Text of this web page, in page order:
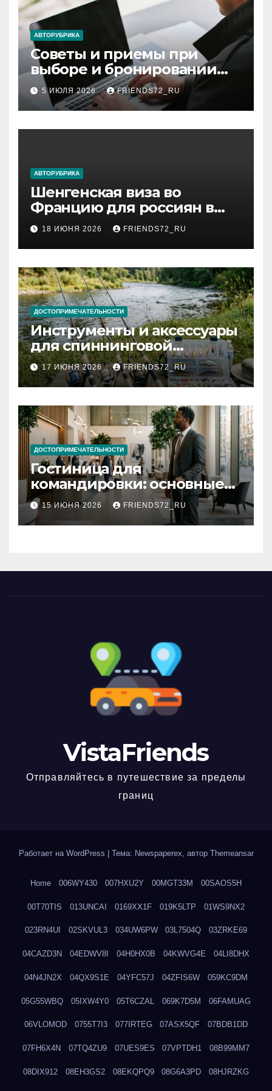
АВТОРУБРИКА
Советы и приемы при
выборе и бронировании
авиабилетов
5 ИЮЛЯ 2026 FRIENDS72_RU
АВТОРУБРИКА
Шенгенская виза во
Францию для россиян в
2026 году: сроки от 3 дней
и список необходимых
документов
18 ИЮНЯ 2026 FRIENDS72_RU
ДОСТОПРИМЕЧАТЕЛЬНОСТИ
Инструменты и аксессуары
для спиннинговой
рыбалки: назначение и
типы
17 ИЮНЯ 2026 FRIENDS72_RU
ДОСТОПРИМЕЧАТЕЛЬНОСТИ
Гостиница для
командировки: основные
критерии выбора
15 ИЮНЯ 2026 FRIENDS72_RU
VistaFriends
Отправляйтесь в путешествие за пределы
границ
Работает на WordPress Тема: Newspaperex, автор Themeansar
Home 006WY430 007HXU2Y 00MGT33M 00SAOS5H
00T70TIS 013UNCAI 0169XX1F 019K5LTP 01WS9NX2
023RN4UI 02SKVUL3 034UW6PW 03L7504Q 03ZRKE69
04CAZD3N 04EDWV8I 04H0HX0B 04KWVG4E 04LI8DHX
04N4JN2X 04QX9S1E 04YFC57J 04ZFIS6W 059KC9DM
05G55WBQ 05IXW4Y0 05T6CZAL 069K7D5M 06FAMUAG
06VLOMOD 0755T7I3 077IRTEG 07ASX5QF 07BDB1DD
07FH6X4N 07TQ4ZU9 07UES9ES 07VPTDH1 08B99MM7
08DIX912 08EH3GS2 08EKQPQ9 08G6A3PD 08HJRZKG